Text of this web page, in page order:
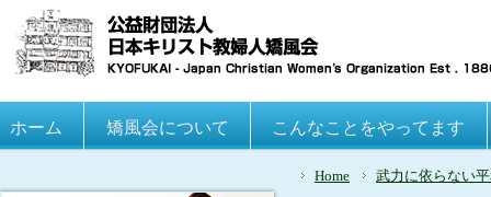
Skip to primary content
Skip to secondary content
ホーム 矯風会について こんなことをやってます
Home 武力に依らない